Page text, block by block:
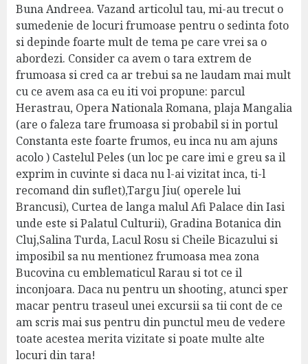
s
:
Buna Andreea. Vazand articolul tau, mi-au trecut o
sumedenie de locuri frumoase pentru o sedinta foto
si depinde foarte mult de tema pe care vrei sa o
abordezi. Consider ca avem o tara extrem de
frumoasa si cred ca ar trebui sa ne laudam mai mult
cu ce avem asa ca eu iti voi propune: parcul
Herastrau, Opera Nationala Romana, plaja Mangalia
(are o faleza tare frumoasa si probabil si in portul
Constanta este foarte frumos, eu inca nu am ajuns
acolo ) Castelul Peles (un loc pe care imi e greu sa il
exprim in cuvinte si daca nu l-ai vizitat inca, ti-l
recomand din suflet),Targu Jiu( operele lui
Brancusi), Curtea de langa malul Afi Palace din Iasi
unde este si Palatul Culturii), Gradina Botanica din
Cluj,Salina Turda, Lacul Rosu si Cheile Bicazului si
imposibil sa nu mentionez frumoasa mea zona
Bucovina cu emblematicul Rarau si tot ce il
inconjoara. Daca nu pentru un shooting, atunci sper
macar pentru traseul unei excursii sa tii cont de ce
am scris mai sus pentru din punctul meu de vedere
toate acestea merita vizitate si poate multe alte
locuri din tara!